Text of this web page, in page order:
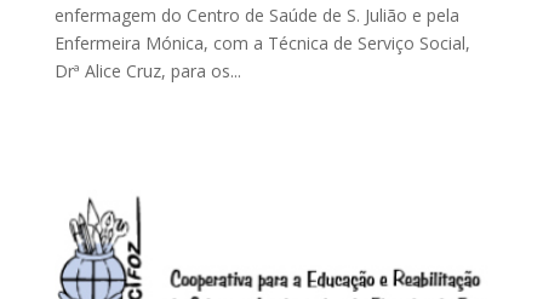
enfermagem do Centro de Saúde de S. Julião e pela
Enfermeira Mónica, com a Técnica de Serviço Social,
Drª Alice Cruz, para os...